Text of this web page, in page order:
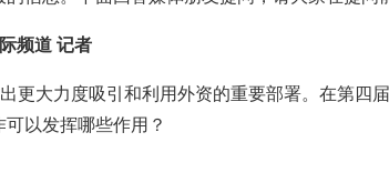
频道 记者
出更大力度吸引和利用外资的重要部署。在第
以发挥哪些作用？